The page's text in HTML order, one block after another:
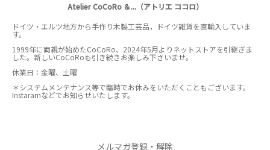
Atelier CoCoRo ＆...（アトリエ ココロ）
ドイツ・エルツ地方から手作り木製工芸品，ドイツ雑貨を直輸入していま
す。
1999年に両親が始めたCoCoRo、2024年5月よりネットストアを引継ぎま
した。新しいCoCoRoも引き続きお楽しみ下さいませ。
休業日：金曜、土曜
＊システムメンテナンス等で臨時でお休みをいただくこともございます。
Instaramなどでお知らせいたします。
メルマガ登録・解除